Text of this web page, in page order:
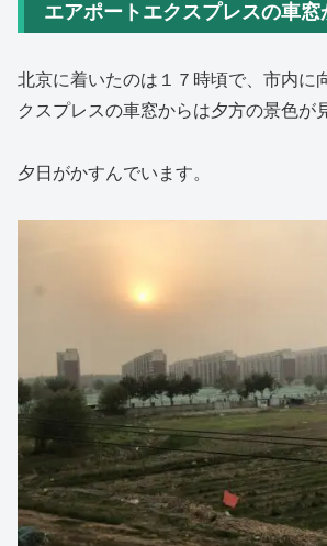
エアポートエクスプレスの車窓
北京に着いたのは１７時頃で、市内に
クスプレスの車窓からは夕方の景色が
夕日がかすんでいます。